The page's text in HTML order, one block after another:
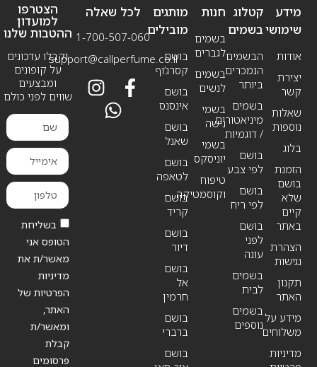
מידע
שימושי
אודות
יצירת
קשר
שאלות
נוספות
בלוג
הזמנת
בושם
שלא
קיים
באתר
הצהרת
נגישות
תקנון
האתר
מידע על
משלוחים
מדיניות
חנות
בשמים
לגברים
בשמים
לנשים
בשמי
נישה
בשמי
יוניסקס
טיפוח
וקוסמטיקה
קטלוג
בשמים
הבשמים
הנמכרים
ביותר
בשמים
מיניאטורים
/ דוגמיות
בושם
לפי צבע
בושם
לפי ריח
בושם
לפני
עונה
בשמים
לבית
בשמים
נוספים
מותגים
מובילים
בושם
קסרג’וף
בושם
אינסנס
בושם
שאנל
בושם
לטאפה
בושם
קריד
בושם
דיור
בושם
אל
חרמין
בושם
ברברי
בושם
לכל שאלה
1-700-507-060
support@callperfume.co.il
הצטרפו
למועדון
ההטבות שלנו
וקבלו עדכונים
על קופונים
ומבצעים
שווים לפני כולם
בשליחת
הטופס אני
מאשר/ת את
מדיניות
הפרטיות של
האתר,
ומאשר/ת
קבלת
פרסומים